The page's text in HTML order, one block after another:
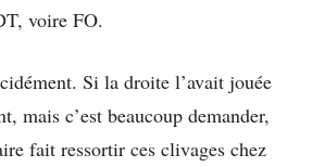
voire FO.
Si la droite l’avait jouée
mais c’est beaucoup demander,
fait ressortir ces clivages chez